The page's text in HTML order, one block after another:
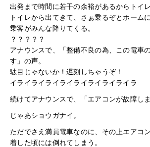
出発まで時間に若干の余裕があるからトイレ
トイレから出てきて、さぁ乗るぞとホーム
乗客がみんな降りてくる。
？？？？？
アナウンスで、「整備不良の為、この電車
す」の声。
駄目じゃないか！遅刻しちゃうぞ！
イライライライライライライライライラ
続けてアナウンスで、「エアコンが故障し
じゃあショウガナイ。
ただでさえ満員電車なのに、その上エアコ
着した頃には倒れてしまう。